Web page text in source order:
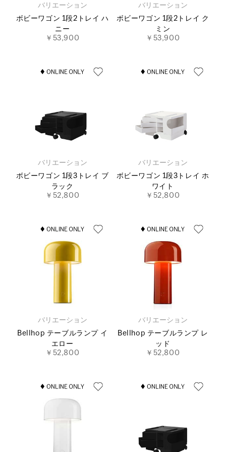
バリエーション
ボビーワゴン 1段2トレイ ハ
ニー
￥53,900
バリエーション
ボビーワゴン 1段2トレイ ク
ミン
￥53,900
バリエーション
ボビーワゴン 1段3トレイ ブ
ラック
￥52,800
バリエーション
ボビーワゴン 1段3トレイ ホ
ワイト
￥52,800
バリエーション
Bellhop テーブルランプ イ
エロー
￥52,800
バリエーション
Bellhop テーブルランプ レ
ッド
￥52,800